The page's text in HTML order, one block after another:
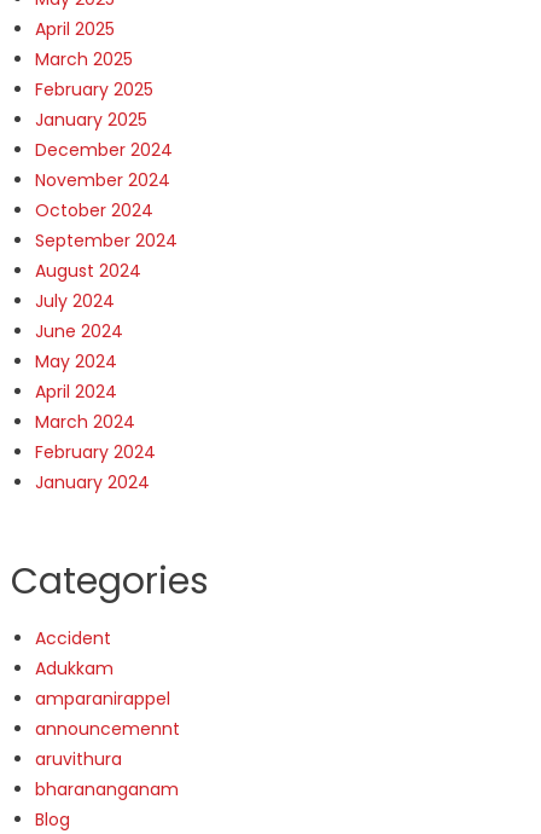
April 2025
March 2025
February 2025
January 2025
December 2024
November 2024
October 2024
September 2024
August 2024
July 2024
June 2024
May 2024
April 2024
March 2024
February 2024
January 2024
Categories
Accident
Adukkam
amparanirappel
announcemennt
aruvithura
bharananganam
Blog